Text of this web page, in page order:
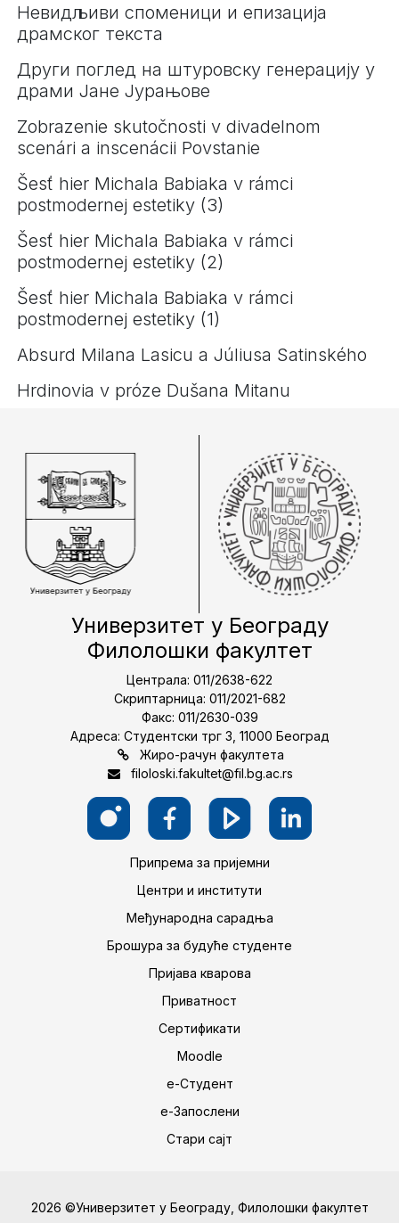
Невидљиви споменици и епизација
драмског текста
Други поглед на штуровску генерацију у
драми Јане Јурањове
Zobrazenie skutočnosti v divadelnom
scenári a inscenácii Povstanie
Šesť hier Michala Babiaka v rámci
postmodernej estetiky (3)
Šesť hier Michala Babiaka v rámci
postmodernej estetiky (2)
Šesť hier Michala Babiaka v rámci
postmodernej estetiky (1)
Absurd Milana Lasicu a Júliusa Satinského
Hrdinovia v próze Dušana Mitanu
Универзитет у Београду
Филолошки факултет
Централа: 011/2638-622
Скриптарница: 011/2021-682
Факс: 011/2630-039
Адреса: Студентски трг 3, 11000 Београд
Жиро-рачун факултета
filoloski.fakultet@fil.bg.ac.rs
Припрема за пријемни
Центри и институти
Међународна сарадња
Брошура за будуће студенте
Пријава кварова
Приватност
Сертификати
Moodle
е-Студент
е-Запослени
Стари сајт
2026 ©Универзитет у Београду, Филолошки факултет